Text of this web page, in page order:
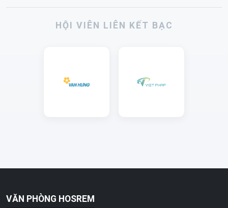
HỘI VIÊN LIÊN KẾT BẠC
VĂN PHÒNG HOSREM